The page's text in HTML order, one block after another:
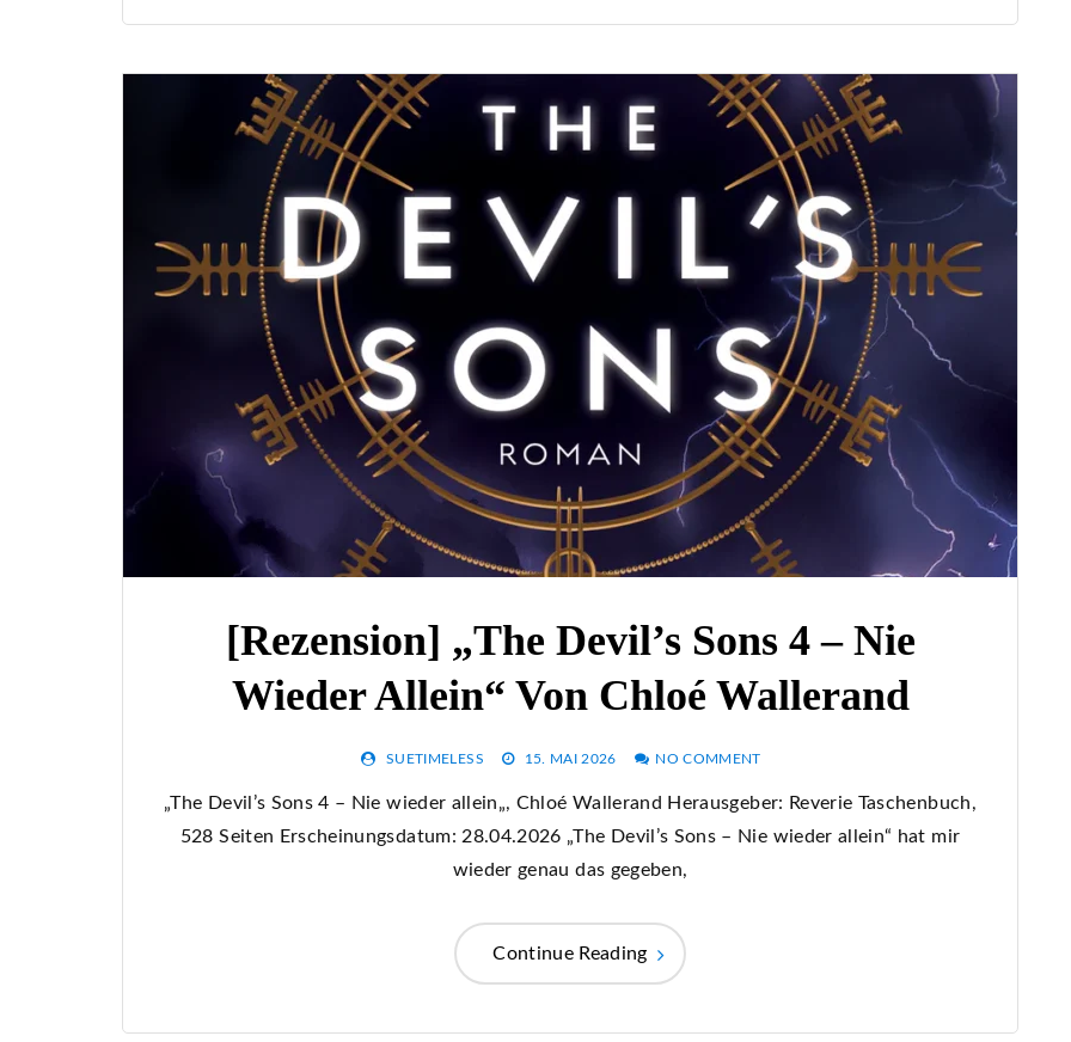
[Rezension] „The Devil’s Sons 4 – Nie
Wieder Allein“ Von Chloé Wallerand
SUETIMELESS 15. MAI 2026 NO COMMENT
„The Devil’s Sons 4 – Nie wieder allein„, Chloé Wallerand Herausgeber: Reverie Taschenbuch,
528 Seiten Erscheinungsdatum: 28.04.2026 „The Devil’s Sons – Nie wieder allein“ hat mir
wieder genau das gegeben,
Continue Reading